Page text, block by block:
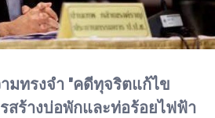
มทรงจำ "คดีทุจริตแก้ไข
สร้างบ่อพักและท่อร้อยไฟฟ้า